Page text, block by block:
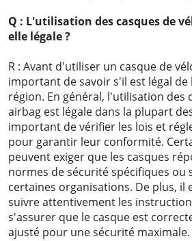
Q : L'utilisation des casques de
elle légale ?
R : Avant d'utiliser un casque de
important de savoir s'il est légal
région. En général, l'utilisation des
airbag est légale dans la plupart
important de vérifier les lois et
pour garantir leur conformité.
peuvent exiger que les casques
normes de sécurité spécifiques ou
certaines organisations. De plus, il
suivre attentivement les
s'assurer que le casque est
ajusté pour une sécurité maximale.